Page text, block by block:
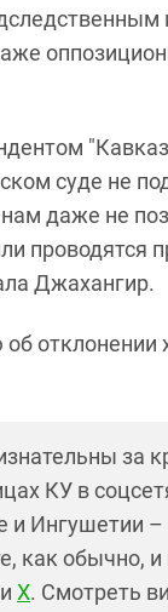
суде не
даже не
проводятся
Джахангир.
отклонении
за
КУ в
и Ингушетии –
как обычно, и
X. Смотреть